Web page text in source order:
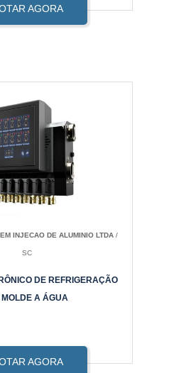
AGORA
INJECAO DE ALUMINIO LTDA /
SC
DE REFRIGERAÇÃO
MOLDE A ÁGUA
AGORA